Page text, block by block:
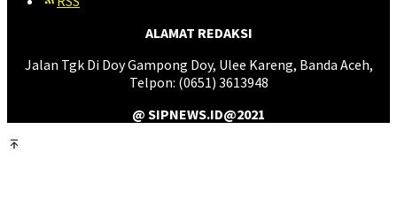
ALAMAT REDAKSI
Jalan Tgk Di Doy Gampong Doy, Ulee Kareng, Banda Aceh,
Telpon: (0651) 3613948
@ SIPNEWS.ID@2021